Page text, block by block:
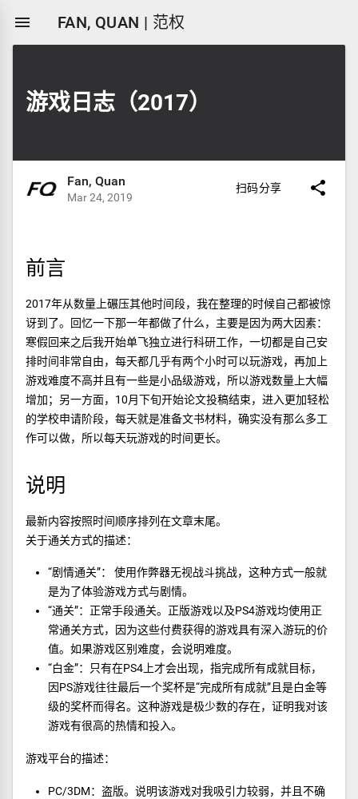
 FAN, QUAN | 范权
游戏日志（2017）
扫码分享 
Fan, Quan
Mar 24, 2019
前言
2017年从数量上碾压其他时间段，我在整理的时候自己都被惊
讶到了。回忆一下那一年都做了什么，主要是因为两大因素：
寒假回来之后我开始单飞独立进行科研工作，一切都是自己安
排时间非常自由，每天都几乎有两个小时可以玩游戏，再加上
游戏难度不高并且有一些是小品级游戏，所以游戏数量上大幅
增加；另一方面，10月下旬开始论文投稿结束，进入更加轻松
的学校申请阶段，每天就是准备文书材料，确实没有那么多工
作可以做，所以每天玩游戏的时间更长。
说明
最新内容按照时间顺序排列在文章末尾。
关于通关方式的描述：
“剧情通关”： 使用作弊器无视战斗挑战，这种方式一般就
是为了体验游戏方式与剧情。
“通关”：正常手段通关。正版游戏以及PS4游戏均使用正
常通关方式，因为这些付费获得的游戏具有深入游玩的价
值。如果游戏区别难度，会说明难度。
“白金”：只有在PS4上才会出现，指完成所有成就目标，
因PS游戏往往最后一个奖杯是“完成所有成就”且是白金等
级的奖杯而得名。这种游戏是极少数的存在，证明我对该
游戏有很高的热情和投入。
游戏平台的描述：
PC/3DM：盗版。说明该游戏对我吸引力较弱，并且不确